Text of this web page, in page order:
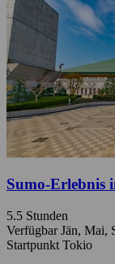
Sumo-Erlebnis
5.5 Stunden
Verfügbar Jän, Mai,
Startpunkt Tokio